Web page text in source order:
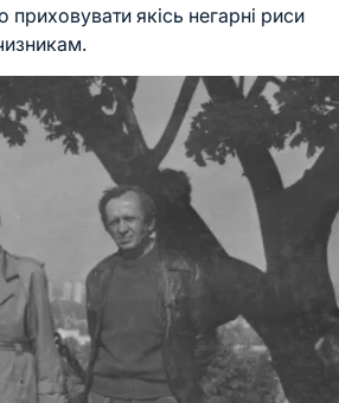
приховувати якісь негарні риси